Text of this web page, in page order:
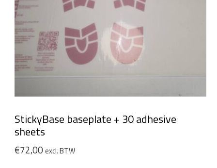
StickyBase baseplate + 30 adhesive
sheets
€72,00 excl. BTW